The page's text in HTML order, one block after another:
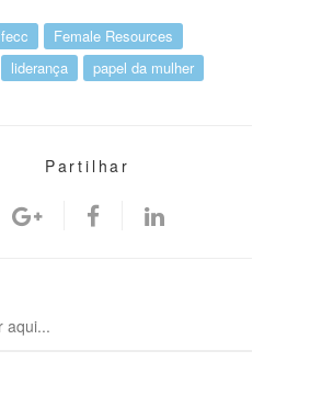
fecc
Female Resources
liderança papel da mulher
Partilhar